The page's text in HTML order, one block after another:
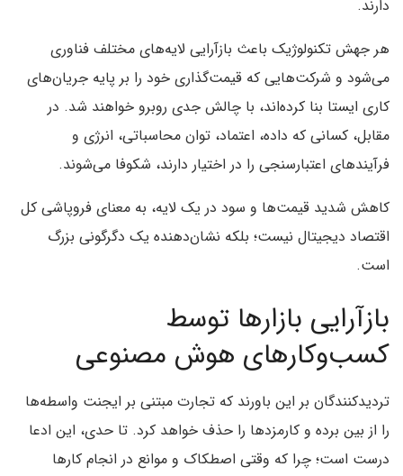
دارند.
هر جهش تکنولوژیک باعث بازآرایی لایه‌های مختلف فناوری
می‌شود و شرکت‌هایی که قیمت‌گذاری خود را بر پایه جریان‌های
کاری ایستا بنا کرده‌اند، با چالش جدی روبرو خواهند شد. در
مقابل، کسانی که داده، اعتماد، توان محاسباتی، انرژی و
فرآیندهای اعتبارسنجی را در اختیار دارند، شکوفا می‌شوند.
کاهش شدید قیمت‌ها و سود در یک لایه، به معنای فروپاشی کل
اقتصاد دیجیتال نیست؛ بلکه نشان‌دهنده یک دگرگونی بزرگ
است.
بازآرایی بازارها توسط
کسب‌وکارهای هوش مصنوعی
تردیدکنندگان بر این باورند که تجارت مبتنی بر ایجنت واسطه‌ها
را از بین برده و کارمزدها را حذف خواهد کرد. تا حدی، این ادعا
درست است؛ چرا که وقتی اصطکاک و موانع در انجام کارها